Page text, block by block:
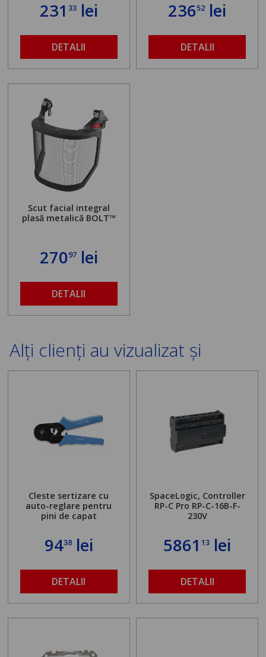
231 33lei
DETALII
23652 lei
DETALII
Scut facial integral
plasă metalică BOLT™
27097lei
DETALII
Alți clienți au vizualizat și
Cleste sertizare cu
auto-reglare pentru
pini de capat
9438lei
DETALII
SpaceLogic, Controller
RP-C Pro RP-C-16B-F-
230V
586113 lei
DETALII